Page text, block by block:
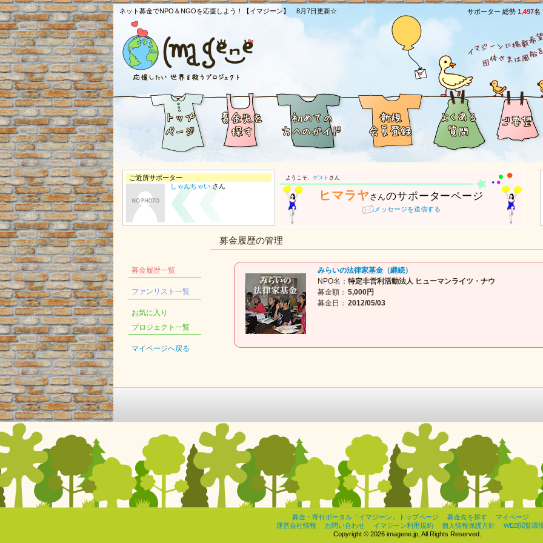
ネット募金でNPO＆NGOを応援しよう！【イマジーン】 8月7日更新☆ サポーター 総勢 1,497名
ご近所サポーター
しゃんちゃい さん
ようこそ、 ゲスト さん
ヒマラヤさんのサポーターページ
メッセージを送信する
募金履歴一覧
ファンリスト一覧
お気に入り
プロジェクト一覧
マイページへ戻る
募金履歴の管理
みらいの法律家基金（継続）
NPO名： 特定非営利活動法人 ヒューマンライツ・ナウ
募金額： 5,000円
募金日： 2012/05/03
募金・寄付ポータル「イマジーン」トップページ 募金先を探す
マイページ
運営会社情報
お問い合わせ イマジーン利用規約 個人情報保護方針
WEB閲覧環
Copyright © 2026 imagene.jp, All Rights Reserved.